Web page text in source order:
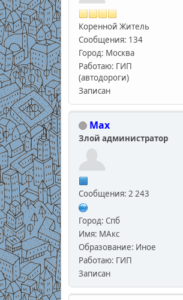
Коренной Житель
Сообщения: 134
Город: Москва
Работаю: ГИП
(автодороги)
Записан
Max
Злой администратор
Сообщения: 2 243
Город: Спб
Имя: МАкс
Образование: Иное
Работаю: ГИП
Записан